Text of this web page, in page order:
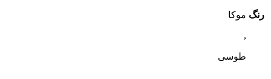
رنگ موکا
,
طوسی